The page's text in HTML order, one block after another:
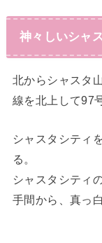
神々しいシャ
北からシャスタ
線を北上して97
シャスタシティ
る。
シャスタシティ
手間から、真っ